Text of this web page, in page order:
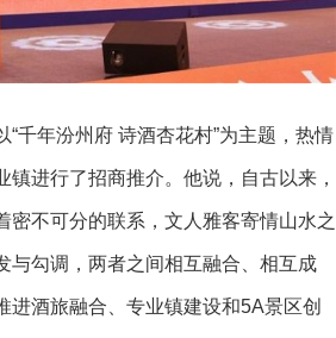
“千年汾州府 诗酒杏花村”为主题，热情
镇进行了招商推介。他说，自古以来，
密不可分的联系，文人雅客寄情山水之
与勾调，两者之间相互融合、相互成
进酒旅融合、专业镇建设和5A景区创